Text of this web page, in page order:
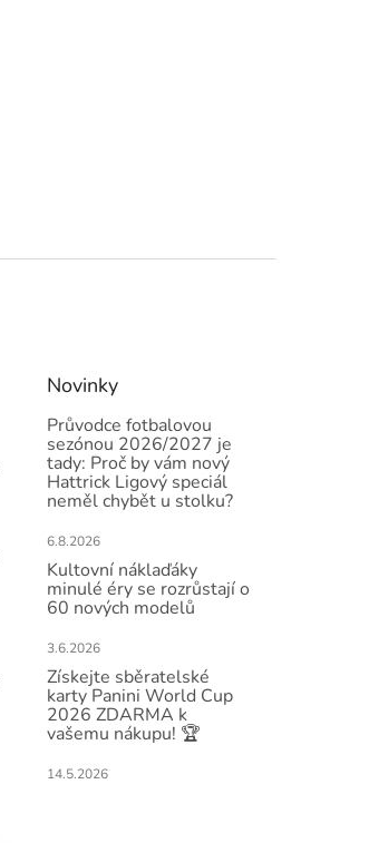
Novinky
Průvodce fotbalovou
sezónou 2026/2027 je
tady: Proč by vám nový
Hattrick Ligový speciál
neměl chybět u stolku?
6.8.2026
Kultovní náklaďáky
minulé éry se rozrůstají o
60 nových modelů
3.6.2026
Získejte sběratelské
karty Panini World Cup
2026 ZDARMA k
vašemu nákupu! 🏆
14.5.2026